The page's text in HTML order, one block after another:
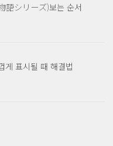
語シリーズ)보는 순서
게 표시될 때 해결법